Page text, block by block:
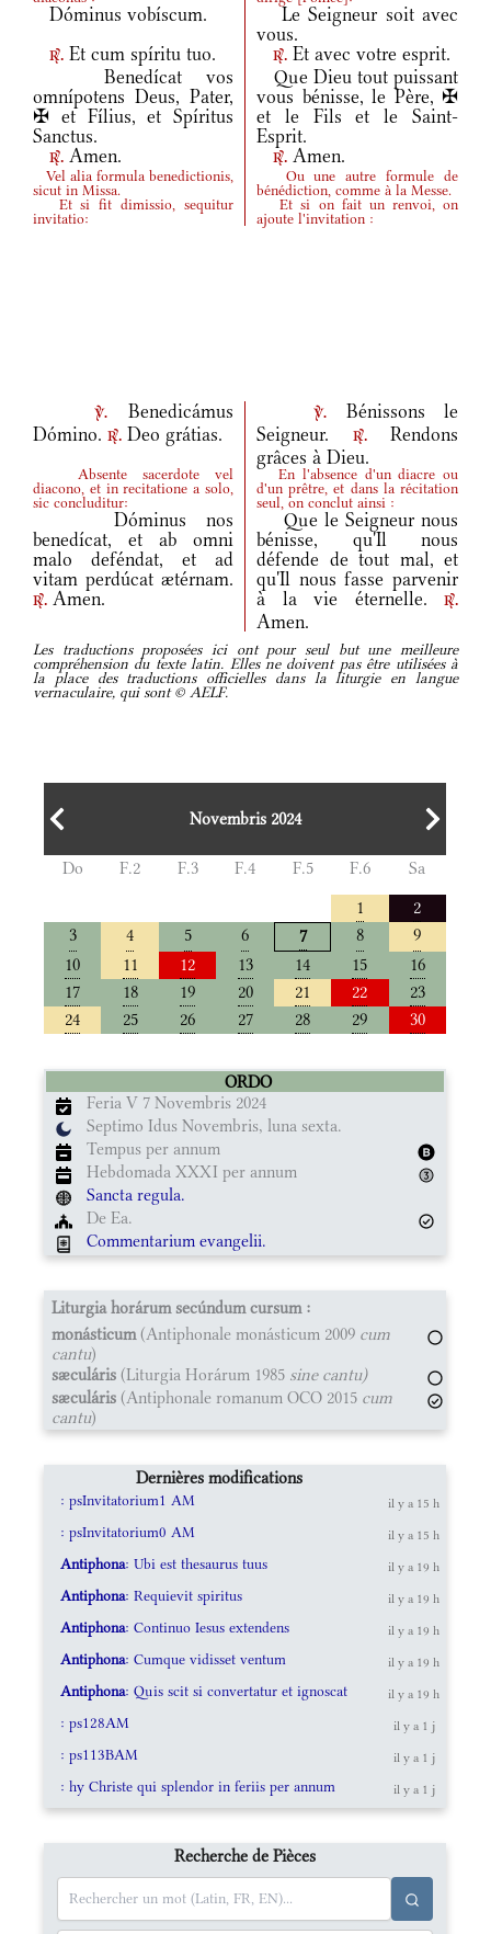
Dóminus vobíscum.
Le Seigneur soit avec
vous.
r. Et cum spíritu tuo. r. Et avec votre esprit.
Benedícat vos
omnípotens Deus, Pater,
✠ et Fílius, et Spíritus
Sanctus.
Que Dieu tout puissant
vous bénisse, le Père, ✠
et le Fils et le Saint-
Esprit.
r. Amen. r. Amen.
Vel alia formula benedictionis,
sicut in Missa.
Ou une autre formule de
bénédiction, comme à la Messe.
Et si fit dimissio, sequitur
invitatio:
Et si on fait un renvoi, on
ajoute l'invitation :
v.
Benedicámus
Dómino. r. Deo grátias.
v.
Bénissons le
Seigneur.
r.Rendons
grâces à Dieu.
Absente sacerdote vel
diacono, et in recitatione a solo,
sic concluditur:
En l'absence d'un diacre ou
d'un prêtre, et dans la récitation
seul, on conclut ainsi :
Dóminus nos
benedícat, et ab omni
malo deféndat, et ad
vitam perdúcat ætérnam.
r. Amen.
Que le Seigneur nous
bénisse, qu'Il nous
défende de tout mal, et
qu'Il nous fasse parvenir
à la vie éternelle.
r.
Amen.
Les traductions proposées ici ont pour seul but une meilleure
compréhension du texte latin. Elles ne doivent pas être utilisées à
la place des traductions officielles dans la liturgie en langue
vernaculaire, qui sont © AELF.
Novembris 2024
Do F.2 F.3 F.4 F.5 F.6
Sa
1
2
3
4 5 6 7 8
9
10
11 12 13 14 15
16
17
18 19 20 21 22
23
24
25 26 27 28 29 30
ORDO
Feria V 7 Novembris 2024
Septimo Idus Novembris, luna sexta.
Tempus per annum
Hebdomada XXXI per annum
Sancta regula.
De Ea.
Commentarium evangelii.
Liturgia horárum secúndum cursum :
monásticum(Antiphonale monásticum 2009 cum
cantu)
sæculáris (Liturgia Horárum 1985 sine cantu)
sæculáris (Antiphonale romanum OCO 2015 cum
cantu)
Dernières modifications
: psInvitatorium1 AM il y a 15 h
: psInvitatorium0 AM il y a 15 h
Antiphona: Ubi est thesaurus tuus il y a 19 h
Antiphona: Requievit spiritus il y a 19 h
Antiphona: Continuo Iesus extendens il y a 19 h
Antiphona: Cumque vidisset ventum il y a 19 h
Antiphona: Quis scit si convertatur et ignoscat il y a 19 h
: ps128AM il y a 1 j
: ps113BAM il y a 1 j
: hy Christe qui splendor in feriis per annum il y a 1 j
Recherche de Pièces